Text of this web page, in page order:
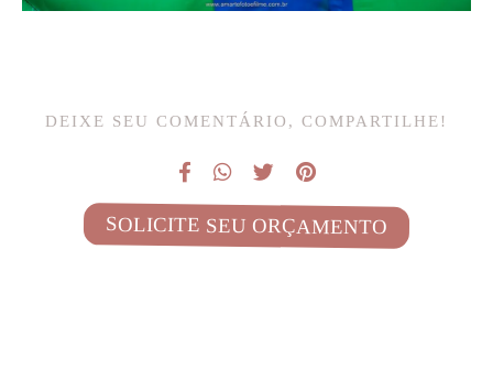
DEIXE SEU COMENTÁRIO, COMPARTILHE!
SOLICITE SEU ORÇAMENTO